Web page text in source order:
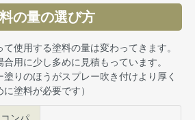
の量の選び方
使用する塗料の量は変わってきます。
用に少し多めに見積もっています。
塗りのほうがスプレー吹き付けより厚く
塗料が必要です）